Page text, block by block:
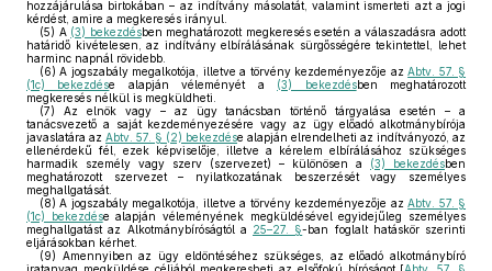
hozzájárulása birtokában – az indítvány másolatát, valamint ismerteti azt a jogi
kérdést, amire a megkeresés irányul.
(5) A (3) bekezdésben meghatározott megkeresés esetén a válaszadásra adott
határidő kivételesen, az indítvány elbírálásának sürgősségére tekintettel, lehet
harminc napnál rövidebb.
(6) A jogszabály megalkotója, illetve a törvény kezdeményezője azAbtv. 57. §
(1c) bekezdése alapján véleményét a (3) bekezdésben meghatározott
megkeresés nélkül is megküldheti.
(7) Az elnök vagy – az ügy tanácsban történő tárgyalása esetén – a
tanácsvezető a saját kezdeményezésére vagy az ügy előadó alkotmánybírója
javaslatára az Abtv. 57. § (2) bekezdése alapján elrendelheti az indítványozó, az
ellenérdekű fél, ezek képviselője, illetve a kérelem elbírálásához szükséges
harmadik személy vagy szerv (szervezet) – különösen a (3) bekezdésben
meghatározott szervezet – nyilatkozatának beszerzését vagy személyes
meghallgatását.
(8) A jogszabály megalkotója, illetve a törvény kezdeményezője azAbtv. 57. §
(1c) bekezdése alapján véleményének megküldésével egyidejűleg személyes
meghallgatást az Alkotmánybíróságtól a 25–27. §-ban foglalt hatáskör szerinti
eljárásokban kérhet.
(9) Amennyiben az ügy eldöntéséhez szükséges, az előadó alkotmánybíró